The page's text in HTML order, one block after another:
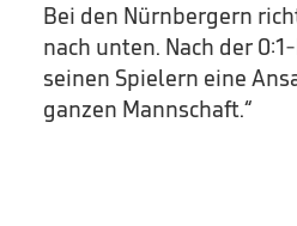
Bei den Nürnbergern
nach unten. Nach der
seinen Spielern eine
ganzen Mannschaft.“